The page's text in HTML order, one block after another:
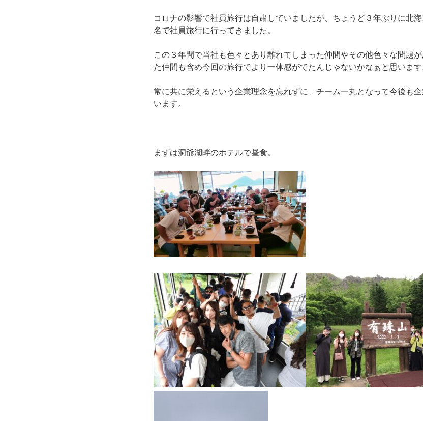
コロナの影響で社員旅行は自粛していましたが、ちょうど３年ぶりに北
名で社員旅行に行ってきました。
この３年間で当社も色々とあり離れてしまった仲間やその他色々な問題
た仲間も含め今回の旅行でより一体感がでたんじゃないかなぁと思います
常に共に栄えるという企業理念を忘れずに、チーム一丸となって今後も
います。
まずは洞爺湖畔のホテルで昼食。